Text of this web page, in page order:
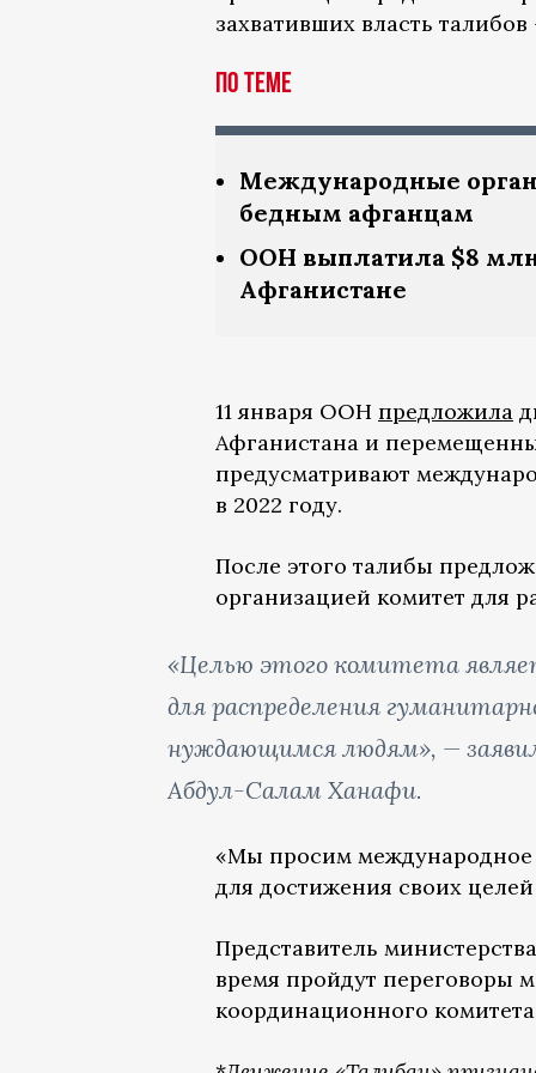
захвативших власть
По теме
Международные
бедным афганцам
ООН выплатила $8
Афганистане
11 января ООН предложила
Афганистана и
предусматривают
в 2022 году.
После этого талибы
организацией комитет для
«Целью этого комитета
для распределения
нуждающимся людям», —
Абдул-Салам Ханафи.
«Мы просим международное
для достижения своих
Представитель
время пройдут переговоры
координационного